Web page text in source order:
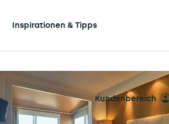
Inspirationen & Tipps
Kundenbereich